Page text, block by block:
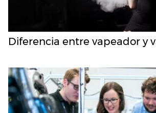
Diferencia entre vapeador y